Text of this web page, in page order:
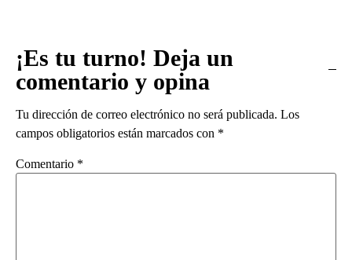
¡Es tu turno! Deja un
comentario y opina
Tu dirección de correo electrónico no será publicada. Los
campos obligatorios están marcados con *
Comentario *